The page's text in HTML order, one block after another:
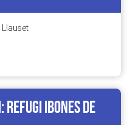
Refugi Ibones de